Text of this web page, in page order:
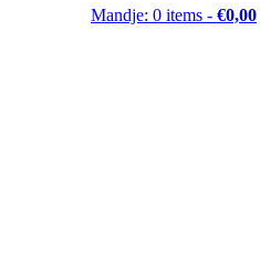
Mandje: 0 items - €0,00